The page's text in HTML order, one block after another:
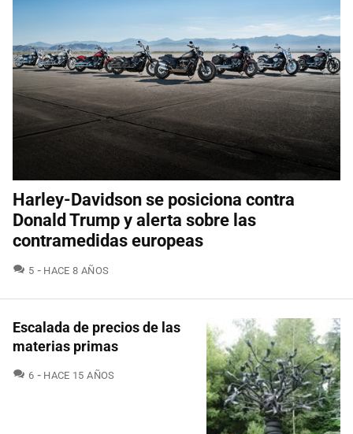
Harley-Davidson se posiciona contra
Donald Trump y alerta sobre las
contramedidas europeas
5 COMENTARIOS
HACE 8 AÑOS
Escalada de precios de las
materias primas
6 COMENTARIOS
HACE 15 AÑOS